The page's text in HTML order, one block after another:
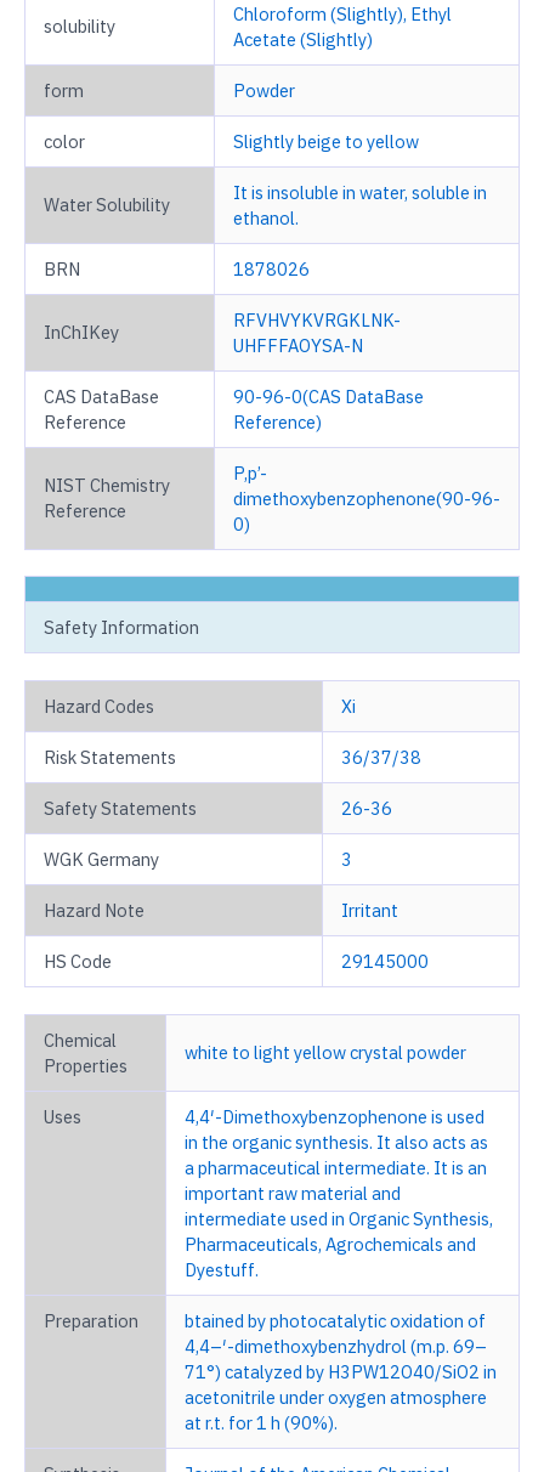
solubility
Chloroform (Slightly), Ethyl
Acetate (Slightly)
form Powder
color Slightly beige to yellow
Water Solubility
It is insoluble in water, soluble in
ethanol.
BRN 1878026
InChIKey
RFVHVYKVRGKLNK-
UHFFFAOYSA-N
CAS DataBase
Reference
90-96-0(CAS DataBase
Reference)
NIST Chemistry
Reference
P,p’-
dimethoxybenzophenone(90-96-
0)
Safety Information
Hazard Codes Xi
Risk Statements 36/37/38
Safety Statements 26-36
WGK Germany 3
Hazard Note Irritant
HS Code 29145000
Chemical
Properties
white to light yellow crystal powder
Uses
4,4′-Dimethoxybenzophenone is used
in the organic synthesis. It also acts as
a pharmaceutical intermediate. It is an
important raw material and
intermediate used in Organic Synthesis,
Pharmaceuticals, Agrochemicals and
Dyestuff.
Preparation
btained by photocatalytic oxidation of
4,4–′-dimethoxybenzhydrol (m.p. 69–
71°) catalyzed by H3PW12O40/SiO2 in
acetonitrile under oxygen atmosphere
at r.t. for 1 h (90%).